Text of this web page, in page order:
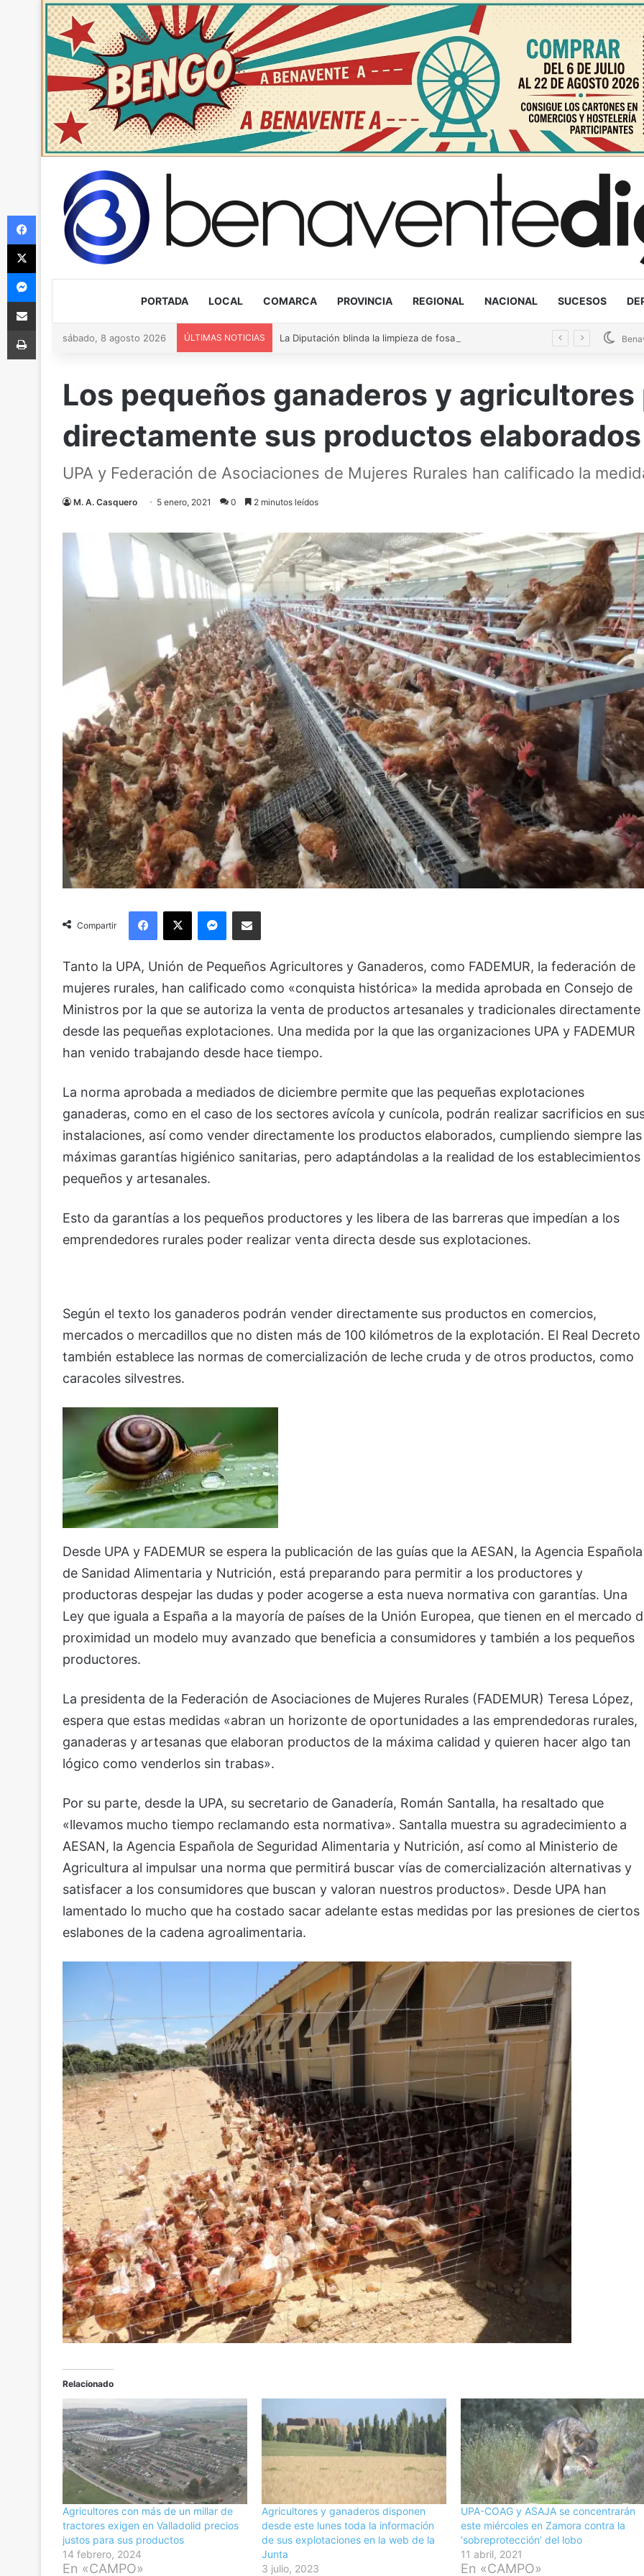
PORTADA LOCAL COMARCA PROVINCIA REGIONAL NACIONAL SUCESOS
sábado, 8 agosto 2026 ÚLTIMAS NOTICIAS
Los pequeños ganaderos y
directamente sus productos
UPA y Federación de Asociaciones de Mujeres Rurales han calificado la
M. A. Casquero 5 enero, 2021 0 2 minutos leídos
Compartir
Facebook
X Messenger
Compartir via Email
Tanto la UPA, Unión de Pequeños Agricultores y Ganaderos, como FADEMUR, la federación de
mujeres rurales, han calificado como «conquista histórica» la medida aprobada en Consejo de
Ministros por la que se autoriza la venta de productos artesanales y tradicionales directamente
desde las pequeñas explotaciones. Una medida por la que las organizaciones UPA y FADEMUR
han venido trabajando desde hace tiempo.
La norma aprobada a mediados de diciembre permite que las pequeñas explotaciones
ganaderas, como en el caso de los sectores avícola y cunícola, podrán realizar sacrificios en
instalaciones, así como vender directamente los productos elaborados, cumpliendo siempre las
máximas garantías higiénico sanitarias, pero adaptándolas a la realidad de los establecimientos
pequeños y artesanales.
Esto da garantías a los pequeños productores y les libera de las barreras que impedían a los
emprendedores rurales poder realizar venta directa desde sus explotaciones.
Según el texto los ganaderos podrán vender directamente sus productos en comercios,
mercados o mercadillos que no disten más de 100 kilómetros de la explotación. El Real Decreto
también establece las normas de comercialización de leche cruda y de otros productos, como
caracoles silvestres.
Desde UPA y FADEMUR se espera la publicación de las guías que la AESAN, la Agencia Española
de Sanidad Alimentaria y Nutrición, está preparando para permitir a los productores y
productoras despejar las dudas y poder acogerse a esta nueva normativa con garantías. Una
Ley que iguala a España a la mayoría de países de la Unión Europea, que tienen en el mercado
proximidad un modelo muy avanzado que beneficia a consumidores y también a los pequeños
productores.
La presidenta de la Federación de Asociaciones de Mujeres Rurales (FADEMUR) Teresa López,
espera que estas medidas «abran un horizonte de oportunidades a las emprendedoras rurales,
ganaderas y artesanas que elaboran productos de la máxima calidad y quieren hacer algo tan
lógico como venderlos sin trabas».
Por su parte, desde la UPA, su secretario de Ganadería, Román Santalla, ha resaltado que
«llevamos mucho tiempo reclamando esta normativa». Santalla muestra su agradecimiento a
AESAN, la Agencia Española de Seguridad Alimentaria y Nutrición, así como al Ministerio de
Agricultura al impulsar una norma que permitirá buscar vías de comercialización alternativas y
satisfacer a los consumidores que buscan y valoran nuestros productos». Desde UPA han
lamentado lo mucho que ha costado sacar adelante estas medidas por las presiones de ciertos
eslabones de la cadena agroalimentaria.
Relacionado
Agricultores con más de un millar de
tractores exigen en Valladolid precios
justos para sus productos
14 febrero, 2024
En «CAMPO»
Agricultores y ganaderos disponen
desde este lunes toda la información
de sus explotaciones en la web de la
Junta
3 julio, 2023
UPA-COAG y ASAJA se concentrarán
este miércoles en Zamora contra la
‘sobreprotección’ del lobo
11 abril, 2021
En «CAMPO»
Facebook
X
Messenger
Compartir via Email